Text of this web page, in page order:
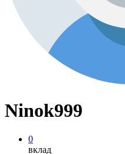
Ninok999
0
вклад